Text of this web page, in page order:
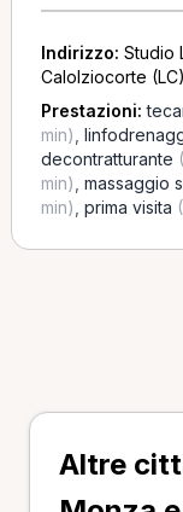
Indirizzo: Studio
Calolziocorte (LC)
Prestazioni:
min)
decontratturante
min) massaggio
min) prima visita
Altre